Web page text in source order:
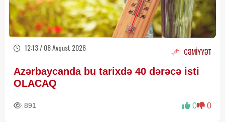
12:13 / 08 Avqust 2026 CƏMİYYƏT
Azərbaycanda bu tarixdə 40 dərəcə isti
OLACAQ
891 0 0